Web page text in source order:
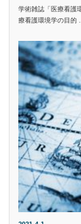
学術雑誌「医療看護
療看護環境学の目的 …